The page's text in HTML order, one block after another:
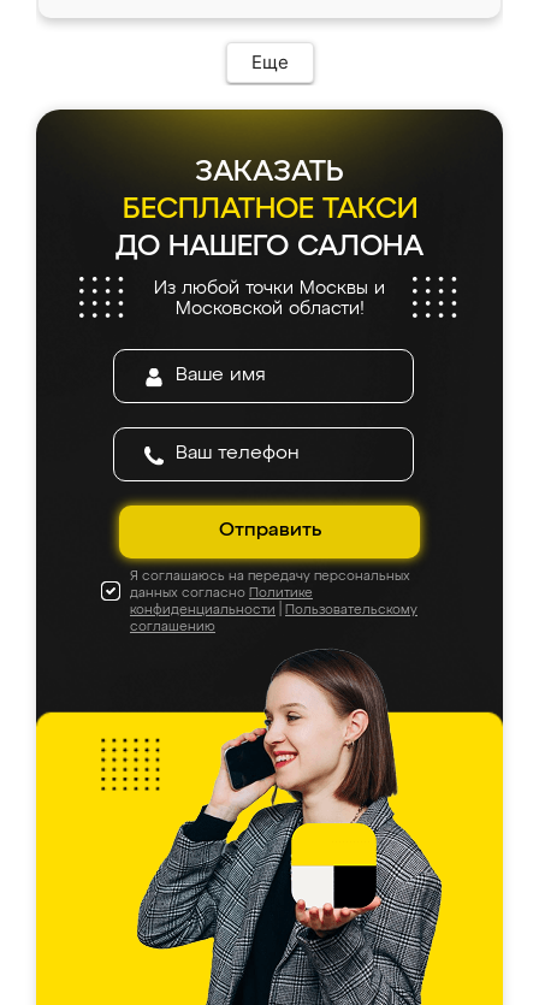
Еще
ЗАКАЗАТЬ
БЕСПЛАТНОЕ ТАКСИ
ДО НАШЕГО САЛОНА
Из любой точки Москвы и
Московской области!
Отправить
Я соглашаюсь на передачу персональных
данных согласно Политике
конфиденциальности
Пользовательскому
соглашению